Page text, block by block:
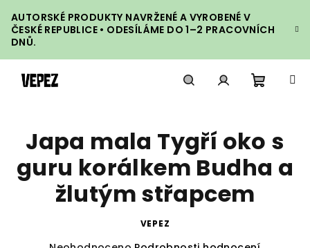
na
obsah
AUTORSKÉ PRODUKTY NAVRŽENÉ A VYROBENÉ V
ČESKÉ REPUBLICE • ODESÍLÁME DO 1–2 PRACOVNÍCH
DNŮ.
košík
Japa mala Tygří oko s
guru korálkem Budha a
žlutým střapcem
VEPEZ